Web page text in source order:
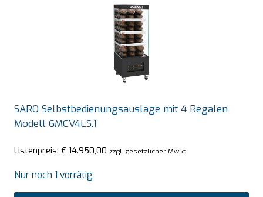
SARO Selbstbedienungsauslage mit 4 Regalen
Modell 6MCV4LS.1
Listenpreis: € 14.950,00 zzgl. gesetzlicher MwSt.
Nur noch 1 vorrätig